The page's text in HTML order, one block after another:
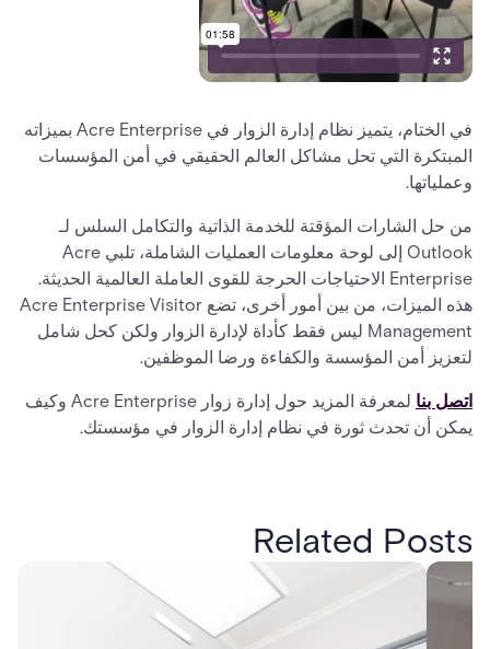
في الختام، يتميز نظام إدارة الزوار في Acre Enterprise بميزاته
المبتكرة التي تحل مشاكل العالم الحقيقي في أمن المؤسسات
وعملياتها.
من حل الشارات المؤقتة للخدمة الذاتية والتكامل السلس لـ
Outlook إلى لوحة معلومات العمليات الشاملة، تلبي Acre
Enterprise الاحتياجات الحرجة للقوى العاملة العالمية الحديثة.
هذه الميزات، من بين أمور أخرى، تضع Acre Enterprise Visitor
Management ليس فقط كأداة لإدارة الزوار ولكن كحل شامل
لتعزيز أمن المؤسسة والكفاءة ورضا الموظفين.
اتصل بنا
لمعرفة المزيد حول إدارة زوار Acre Enterprise وكيف
يمكن أن تحدث ثورة في نظام إدارة الزوار في مؤسستك.
Related Posts